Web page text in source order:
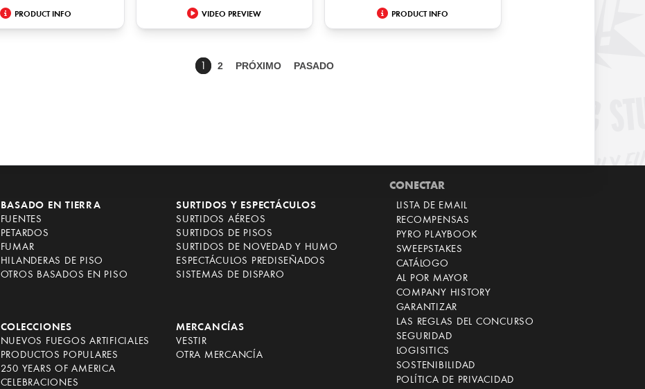
PRODUCT INFO VIDEO PREVIEW PRODUCT INFO
2 PRÓXIMO PASADO
BASADO EN TIERRA
FUENTES
PETARDOS
FUMAR
HILANDERAS DE PISO
OTROS BASADOS EN PISO
SURTIDOS Y ESPECTÁCULOS
SURTIDOS AÉREOS
SURTIDOS DE PISOS
SURTIDOS DE NOVEDAD Y HUMO
ESPECTÁCULOS PREDISEÑADOS
SISTEMAS DE DISPARO
COLECCIONES
NUEVOS FUEGOS ARTIFICIALES
PRODUCTOS POPULARES
250 YEARS OF AMERICA
CELEBRACIONES
MERCANCÍAS
VESTIR
OTRA MERCANCÍA
CONECTAR
LISTA DE EMAIL
RECOMPENSAS
PYRO PLAYBOOK
SWEEPSTAKES
CATÁLOGO
AL POR MAYOR
COMPANY HISTORY
GARANTIZAR
LAS REGLAS DEL CONCURSO
SEGURIDAD
LOGISITICS
SOSTENIBILIDAD
POLÍTICA DE PRIVACIDAD